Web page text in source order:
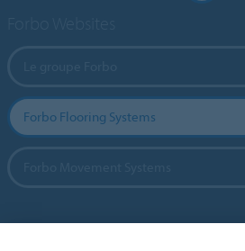
Forbo Flooring Systems